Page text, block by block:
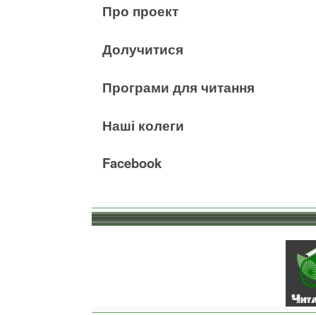
Про проект
Долучитися
Програми для читання
Наші колеги
Facebook